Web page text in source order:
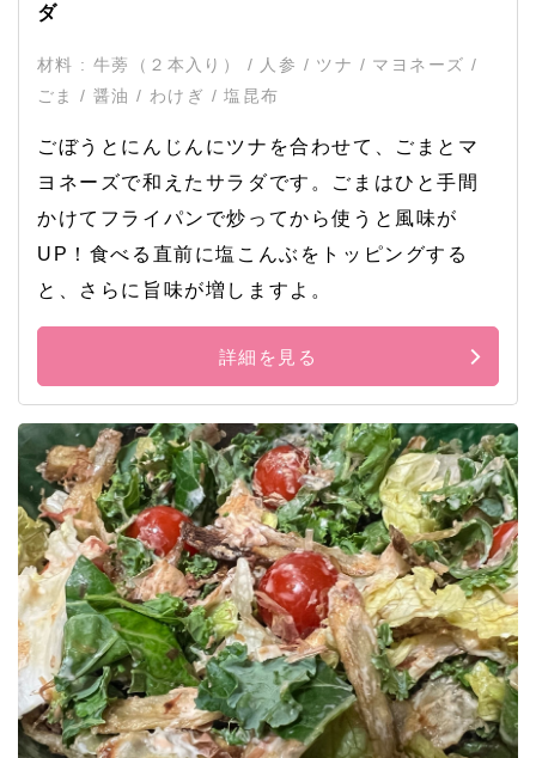
ダ
材料 : 牛蒡（２本入り） / 人参 / ツナ / マヨネーズ /
ごま / 醤油 / わけぎ / 塩昆布
ごぼうとにんじんにツナを合わせて、ごまとマ
ヨネーズで和えたサラダです。ごまはひと手間
かけてフライパンで炒ってから使うと風味が
UP！食べる直前に塩こんぶをトッピングする
と、さらに旨味が増しますよ。
詳細を見る